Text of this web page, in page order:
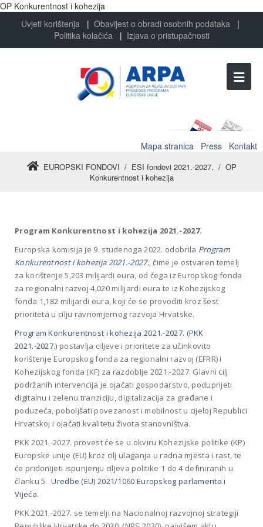
OP Konkurentnost i kohezija
Uvjeti korištenja | Obavijest o obradi osobnih podataka |
Politika kolačića| Izjava o pristupačnosti
Mapa stranica Press Kontakt
EUROPSKI FONDOVI / ESI fondovi 2021.-2027. / OP
Konkurentnost i kohezija
Program Konkurentnost i kohezija 2021.-2027.
Europska komisija je 9. studenoga 2022. odobrila Program
Konkurentnost i kohezija 2021.-2027., čime je ostvaren temelj
za korištenje 5,203 milijardi eura, od čega iz Europskog fonda
za regionalni razvoj 4,020 milijardi eura te iz Kohezijskog
fonda 1,182 milijardi eura, koji će se provoditi kroz šest
prioriteta u cilju ravnomjernog razvoja Hrvatske.
Program Konkurentnost i kohezija 2021.-2027. (PKK
2021.-2027.) postavlja ciljeve i prioritete za učinkovito
korištenje Europskog fonda za regionalni razvoj (EFRR) i
Kohezijskog fonda (KF) za razdoblje 2021.-2027. Glavni cilj
podržanih intervencija je ojačati gospodarstvo, poduprijeti
digitalnu i zelenu tranziciju, digitalizacija za građane i
poduzeća, poboljšati povezanost i mobilnost u cijeloj Republici
Hrvatskoj i ojačati kvalitetu života stanovništva.
PKK 2021.-2027. provest će se u okviru Kohezijske politike (KP)
Europske unije (EU) kroz cilj ulaganja u radna mjesta i rast, te
će pridonijeti ispunjenju ciljeva politike 1 do 4 definiranih u
članku 5.Uredbe (EU) 2021/1060 Europskog parlamenta i
Vijeća.
PKK 2021.-2027. se temelji na Nacionalnoj razvojnoj strategiji